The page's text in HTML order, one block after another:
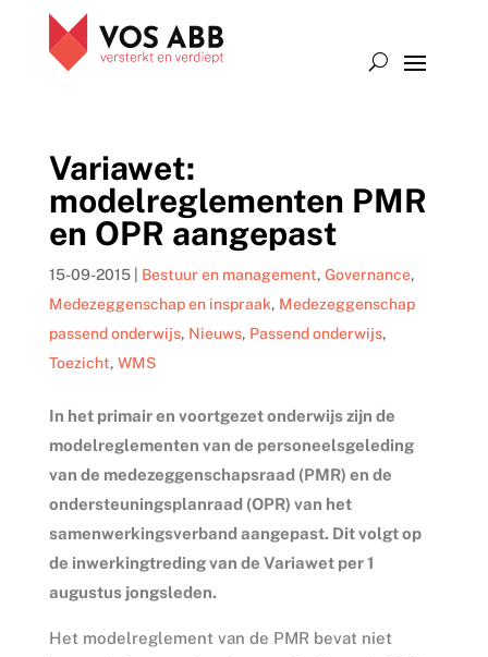
Variawet:
modelreglementen PMR
en OPR aangepast
15-09-2015| Bestuur en management, Governance,
Medezeggenschap en inspraak, Medezeggenschap
passend onderwijs, Nieuws, Passend onderwijs,
Toezicht, WMS
In het primair en voortgezet onderwijs zijn de
modelreglementen van de personeelsgeleding
van de medezeggenschapsraad (PMR) en de
ondersteuningsplanraad (OPR) van het
samenwerkingsverband aangepast. Dit volgt op
de inwerkingtreding van de Variawet per 1
augustus jongsleden.
Het modelreglement van de PMR bevat niet